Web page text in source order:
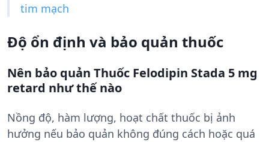
tim mạch
Độ ổn định và bảo quản thuốc
Nên bảo quản Thuốc Felodipin Stada 5 mg
retard như thế nào
Nồng độ, hàm lượng, hoạt chất thuốc bị ảnh
hưởng nếu bảo quản không đúng cách hoặc quá